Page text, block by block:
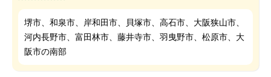
堺市、和泉市、岸和田市、貝塚市、高石市、大阪狭山市、
河内長野市、富田林市、藤井寺市、羽曳野市、松原市、大
阪市の南部